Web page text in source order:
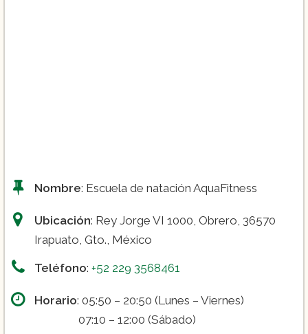
Nombre: Escuela de natación AquaFitness
Ubicación: Rey Jorge VI 1000, Obrero, 36570
Irapuato, Gto., México
Teléfono: +52 229 3568461
Horario: 05:50 – 20:50 (Lunes – Viernes)
07:10 – 12:00 (Sábado)